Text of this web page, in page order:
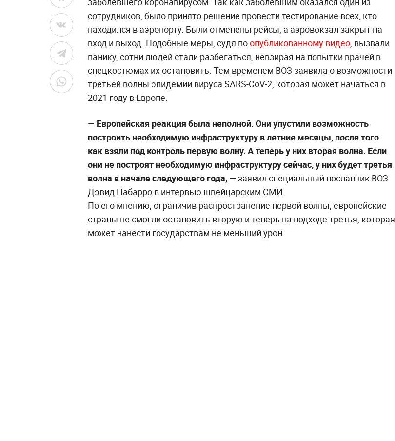
сотрудников, было принято решение провести тестирование всех, кто
находился в аэропорту. Были отменены рейсы, а аэровокзал закрыт на
вход и выход. Подобные меры, судя поопубликованному видео, вызвали
панику, сотни людей стали разбегаться, невзирая на попытки врачей в
спецкостюмах их остановить. Тем временем ВОЗ заявила о возможности
третьей волны эпидемии вируса SARS-CoV-2, которая может начаться в
2021 году в Европе.
— Европейская реакция была неполной. Они упустили возможность
построить необходимую инфраструктуру в летние месяцы, после того
как взяли под контроль первую волну. А теперь у них вторая волна. Если
они не построят необходимую инфраструктуру сейчас, у них будет третья
волна в начале следующего года, — заявил специальный посланник ВОЗ
Дэвид Набарро в интервью швейцарским СМИ.
По его мнению, ограничив распространение первой волны, европейские
страны не смогли остановить вторую и теперь на подходе третья, которая
может нанести государствам не меньший урон.